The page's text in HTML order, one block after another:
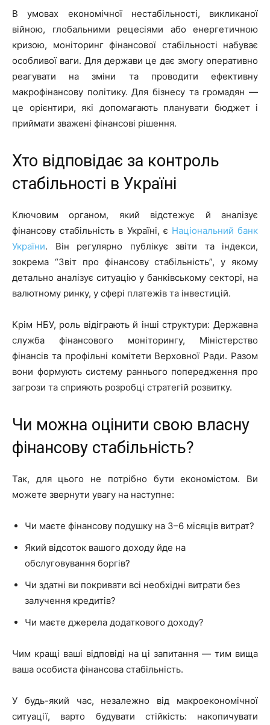
В умовах економічної нестабільності, викликаної
війною, глобальними рецесіями або енергетичною
кризою, моніторинг фінансової стабільності набуває
особливої ваги. Для держави це дає змогу оперативно
реагувати на зміни та проводити ефективну
макрофінансову політику. Для бізнесу та громадян —
це орієнтири, які допомагають планувати бюджет і
приймати зважені фінансові рішення.
Хто відповідає за контроль
стабільності в Україні
Ключовим органом, який відстежує й аналізує
фінансову стабільність в Україні, є Національний банк
України. Він регулярно публікує звіти та індекси,
зокрема “Звіт про фінансову стабільність”, у якому
детально аналізує ситуацію у банківському секторі, на
валютному ринку, у сфері платежів та інвестицій.
Крім НБУ, роль відіграють й інші структури: Державна
служба фінансового моніторингу, Міністерство
фінансів та профільні комітети Верховної Ради. Разом
вони формують систему раннього попередження про
загрози та сприяють розробці стратегій розвитку.
Чи можна оцінити свою власну
фінансову стабільність?
Так, для цього не потрібно бути економістом. Ви
можете звернути увагу на наступне:
Чи маєте фінансову подушку на 3–6 місяців витрат?
Який відсоток вашого доходу йде на
обслуговування боргів?
Чи здатні ви покривати всі необхідні витрати без
залучення кредитів?
Чи маєте джерела додаткового доходу?
Чим кращі ваші відповіді на ці запитання — тим вища
ваша особиста фінансова стабільність.
У будь-який час, незалежно від макроекономічної
ситуації, варто будувати стійкість: накопичувати